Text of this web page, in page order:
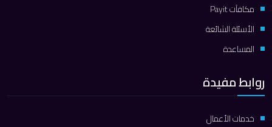
مكافآت Payit
الأسئلة الشائعة
المساعدة
روابط مفيدة
خدمات الأعمال